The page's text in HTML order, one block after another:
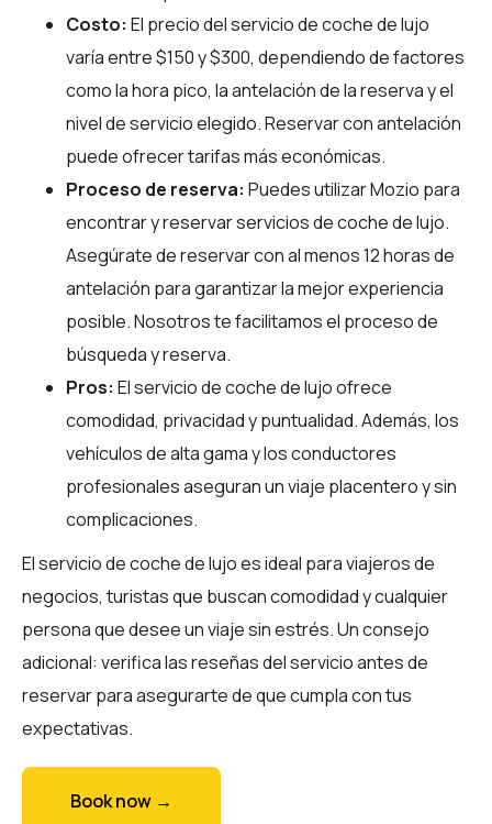
Costo: El precio del servicio de coche de lujo
varía entre $150 y $300, dependiendo de factores
como la hora pico, la antelación de la reserva y el
nivel de servicio elegido. Reservar con antelación
puede ofrecer tarifas más económicas.
Proceso de reserva: Puedes utilizarMozio para
encontrar y reservar servicios de coche de lujo.
Asegúrate de reservar con al menos 12 horas de
antelación para garantizar la mejor experiencia
posible. Nosotros te facilitamos el proceso de
búsqueda y reserva.
Pros: El servicio de coche de lujo ofrece
comodidad, privacidad y puntualidad. Además, los
vehículos de alta gama y los conductores
profesionales aseguran un viaje placentero y sin
complicaciones.
El servicio de coche de lujo es ideal para viajeros de
negocios, turistas que buscan comodidad y cualquier
persona que desee un viaje sin estrés. Un consejo
adicional: verifica las reseñas del servicio antes de
reservar para asegurarte de que cumpla con tus
expectativas.
Book now →